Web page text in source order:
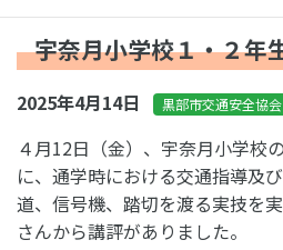
宇奈月小学校１・２年
2025年4月14日 黒部市交通安全協会
４月12日（金）、宇奈月小学校
に、通学時における交通指導及
道、信号機、踏切を渡る実技を
さんから講評がありました。